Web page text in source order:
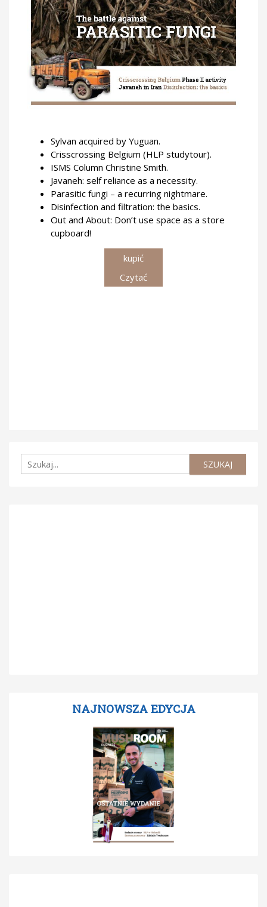
Sylvan acquired by Yuguan.
Crisscrossing Belgium (HLP studytour).
ISMS Column Christine Smith.
Javaneh: self reliance as a necessity.
Parasitic fungi – a recurring nightmare.
Disinfection and filtration: the basics.
Out and About: Don’t use space as a store
cupboard!
kupić
Czytać
NAJNOWSZA EDYCJA